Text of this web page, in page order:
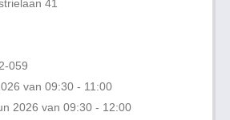
41
059
van 09:30 - 11:00
2026 van 09:30 - 12:00